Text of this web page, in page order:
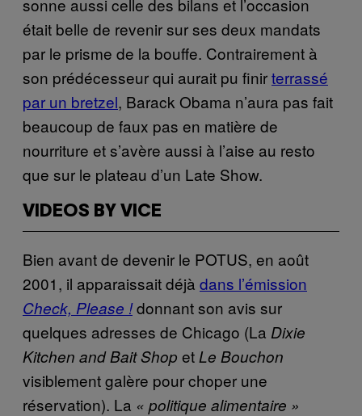
était belle de revenir sur ses deux mandats
par le prisme de la bouffe. Contrairement à
son prédécesseur qui aurait pu finirterrassé
par un bretzel, Barack Obama n’aura pas fait
beaucoup de faux pas en matière de
nourriture et s’avère aussi à l’aise au resto
que sur le plateau d’un Late Show.
VIDEOS BY VICE
Bien avant de devenir le POTUS, en août
2001, il apparaissait déjà dans l’émission
Check, Please !donnant son avis sur
quelques adresses de Chicago (La Dixie
Kitchen and Bait Shop et Le Bouchon
visiblement galère pour choper une
réservation). La « politique alimentaire »